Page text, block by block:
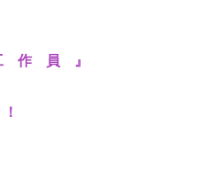
作 員 』